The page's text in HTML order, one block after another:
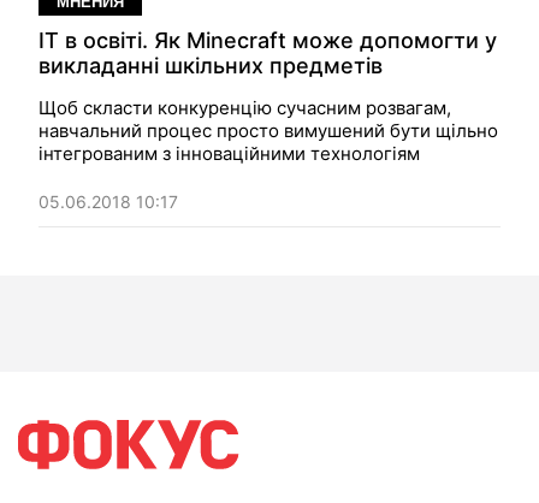
IT в освіті. Як Minecraft може допомогти у
викладанні шкільних предметів
Щоб скласти конкуренцію сучасним розвагам,
навчальний процес просто вимушений бути щільно
інтегрованим з інноваційними технологіям
05.06.2018 10:17